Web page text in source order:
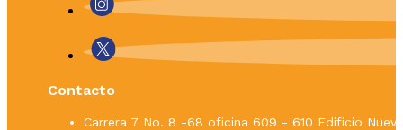
Contacto
Carrera 7 No. 8 -68 oficina 609 - 610 Edificio